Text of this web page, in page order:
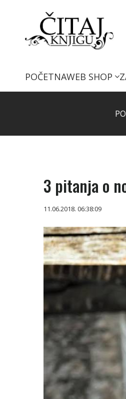
POČETNAWEB SHOP
3 pitanja o
11.06.2018. 06:38:09